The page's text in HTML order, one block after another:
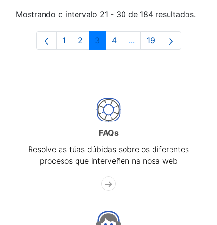
Mostrando o intervalo 21 - 30 de 184 resultados.
Páxina
1 Páxina
2 Páxina
3 Páxina
4 ...Páxinas intermedias
Páxina
19
FAQs
Resolve as túas dúbidas sobre os diferentes
procesos que interveñen na nosa web